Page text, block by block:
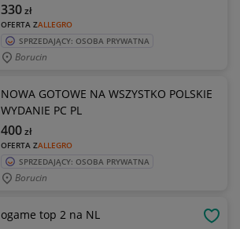
OFERTA ZALLEGRO
330zł
SPRZEDAJĄCY: OSOBA PRYWATNA
Borucin
NOWA GOTOWE NA WSZYSTKO POLSKIE
WYDANIE PC PL
OFERTA ZALLEGRO
400zł
SPRZEDAJĄCY: OSOBA PRYWATNA
Borucin
ogame top 2 na NL